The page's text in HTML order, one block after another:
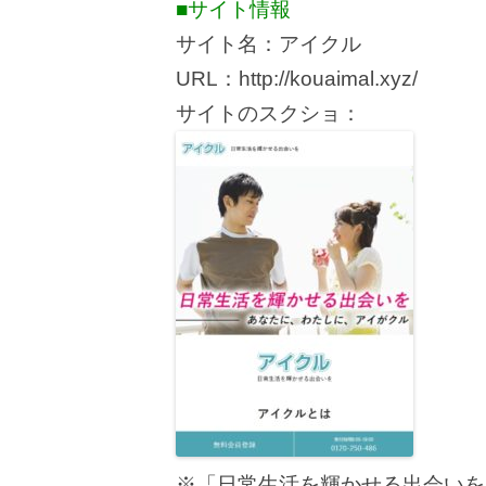
■サイト情報
サイト名：アイクル
URL：http://kouaimal.xyz/
サイトのスクショ：